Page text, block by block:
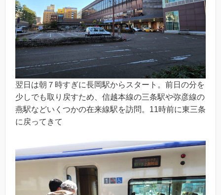
翌日は朝７時すぎに長岡駅からスタート。前日の分を
少しでも取り戻すため、信越本線の三条駅や弥彦線の
燕駅などいくつかの在来線駅を訪問。11時前に東三条
に戻ってきて